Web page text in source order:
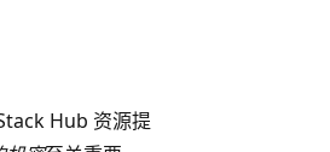
Hub 资源提